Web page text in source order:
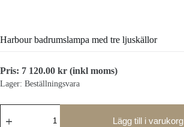
Harbour badrumslampa med tre ljuskällor
Pris: 7 120.00 kr (inkl moms)
Lager: Beställningsvara
badrumslampa
Lägg till i varukorg